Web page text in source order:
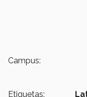
Campus:
Etiquetas: